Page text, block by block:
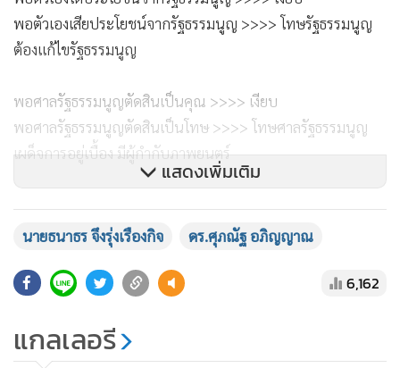
พอตัวเองเสียประโยชน์จากรัฐธรรมนูญ >>>> โทษรัฐธรรมนูญ
ต้องแก้ไขรัฐธรรมนูญ
พอศาลรัฐธรรมนูญตัดสินเป็นคุณ >>>> เงียบ
พอศาลรัฐธรรมนูญตัดสินเป็นโทษ >>>> โทษศาลรัฐธรรมนูญ
เผด็จการอยู่เบื้อง มีผู้กำกับภาพยนตร์
พอไม่พอใจคนอื่น >>>> ต้องลาออก
พอตัวเองทำผิด >>>> จำไม่ได้ ถูกกลั่นแกล้ง
พอตัวเองวิจารณ์ด่าคนอื่นยังไงก็ได้ >>>> เป็นสิทธิเสรีภาพ
แสดงเพิ่มเติม
นายธนาธร จึงรุ่งเรืองกิจ ดร.ศุภณัฐ อภิญญาณ
6,162
แกลเลอรี